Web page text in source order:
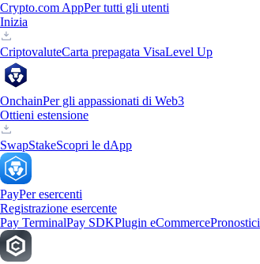
Crypto.com AppPer tutti gli utenti
Inizia
CriptovaluteCarta prepagata VisaLevel Up
OnchainPer gli appassionati di Web3
Ottieni estensione
SwapStakeScopri le dApp
PayPer esercenti
Registrazione esercente
Pay TerminalPay SDKPlugin eCommercePronostici